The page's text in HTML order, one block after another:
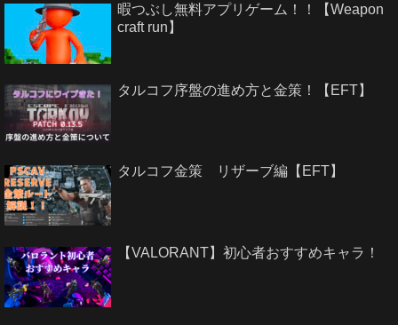
暇つぶし無料アプリゲーム！！【Weapon
craft run】
タルコフ序盤の進め方と金策！【EFT】
タルコフ金策 リザーブ編【EFT】
【VALORANT】初心者おすすめキャラ！